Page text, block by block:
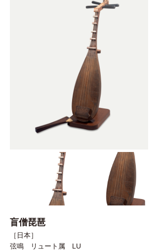
盲僧琵琶
［日本］
弦鳴 リュート属 LU